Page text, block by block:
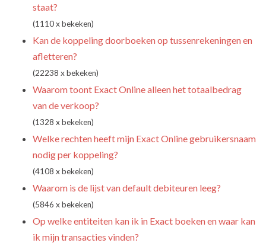
staat?
(1110 x bekeken)
Kan de koppeling doorboeken op tussenrekeningen en
afletteren?
(22238 x bekeken)
Waarom toont Exact Online alleen het totaalbedrag
van de verkoop?
(1328 x bekeken)
Welke rechten heeft mijn Exact Online gebruikersnaam
nodig per koppeling?
(4108 x bekeken)
Waarom is de lijst van default debiteuren leeg?
(5846 x bekeken)
Op welke entiteiten kan ik in Exact boeken en waar kan
ik mijn transacties vinden?